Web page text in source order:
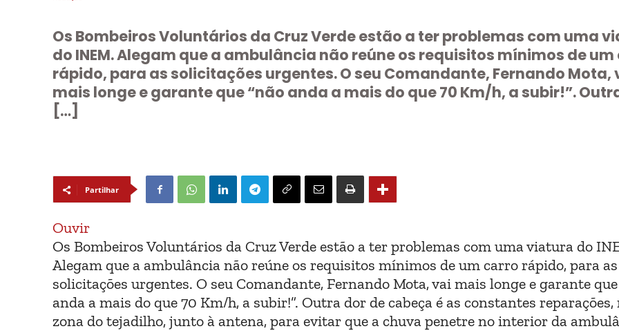
Os Bombeiros Voluntários da Cruz Verde estão a ter problemas com uma
do INEM. Alegam que a ambulância não reúne os requisitos mínimos de
rápido, para as solicitações urgentes. O seu Comandante, Fernando Mota,
mais longe e garante que “não anda a mais do que 70 Km/h, a subir!”.
[…]
Partilhar
Ouvir
Os Bombeiros Voluntários da Cruz Verde estão a ter problemas com uma viatura do
Alegam que a ambulância não reúne os requisitos mínimos de um carro rápido, para as
solicitações urgentes. O seu Comandante, Fernando Mota, vai mais longe e garante que
anda a mais do que 70 Km/h, a subir!”. Outra dor de cabeça é as constantes reparações,
zona do tejadilho, junto à antena, para evitar que a chuva penetre no interior da